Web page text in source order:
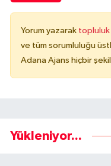
Yorum yazarak topluluk
ve tüm sorumluluğu
Adana Ajans hiçbir
Yükleniyor...